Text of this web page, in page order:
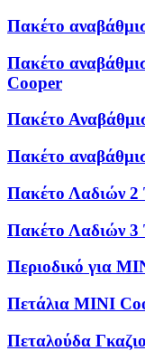
Πακέτο
Πακέτο
Cooper
Πακέτο
Πακέτο
Πακέτο Λαδιών 2
Πακέτο Λαδιών 3
Περιοδικό για
Πετάλια MINI
Πεταλούδα